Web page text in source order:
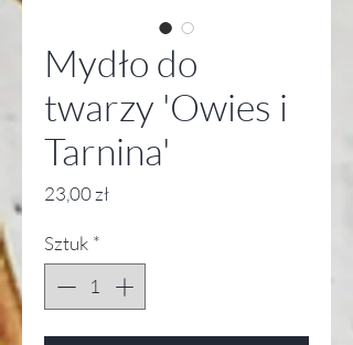
Mydło do
twarzy 'Owies i
Tarnina'
23,00 złCena
Sztuk *